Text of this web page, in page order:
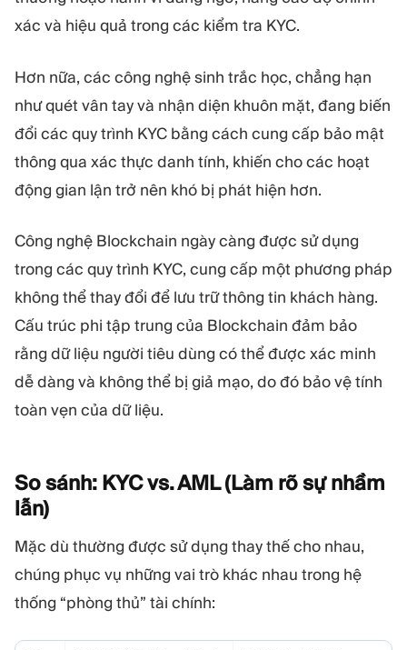
xác và hiệu quả trong các kiểm tra KYC.
Hơn nữa, các công nghệ sinh trắc học, chẳng hạn
như quét vân tay và nhận diện khuôn mặt, đang biến
đổi các quy trình KYC bằng cách cung cấp bảo mật
thông qua xác thực danh tính, khiến cho các hoạt
động gian lận trở nên khó bị phát hiện hơn.
Công nghệ Blockchain ngày càng được sử dụng
trong các quy trình KYC, cung cấp một phương pháp
không thể thay đổi để lưu trữ thông tin khách hàng.
Cấu trúc phi tập trung của Blockchain đảm bảo
rằng dữ liệu người tiêu dùng có thể được xác minh
dễ dàng và không thể bị giả mạo, do đó bảo vệ tính
toàn vẹn của dữ liệu.
So sánh: KYC vs. AML (Làm rõ sự nhầm
lẫn)
Mặc dù thường được sử dụng thay thế cho nhau,
chúng phục vụ những vai trò khác nhau trong hệ
thống “phòng thủ” tài chính: